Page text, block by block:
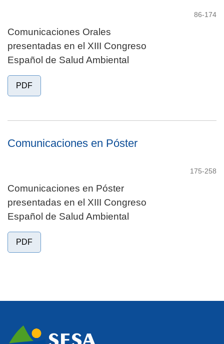
86-174
Comunicaciones Orales
presentadas en el XIII Congreso
Español de Salud Ambiental
PDF
Comunicaciones en Póster
175-258
Comunicaciones en Póster
presentadas en el XIII Congreso
Español de Salud Ambiental
PDF